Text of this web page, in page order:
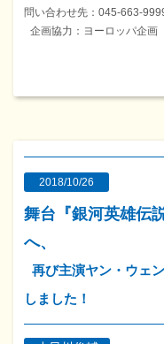
問い合わせ先：045-663-
企画協力：ヨーロッパ企画
2018/10/26
舞台『銀河英雄伝
へ、
再び主演ヤン・ウェ
しました！